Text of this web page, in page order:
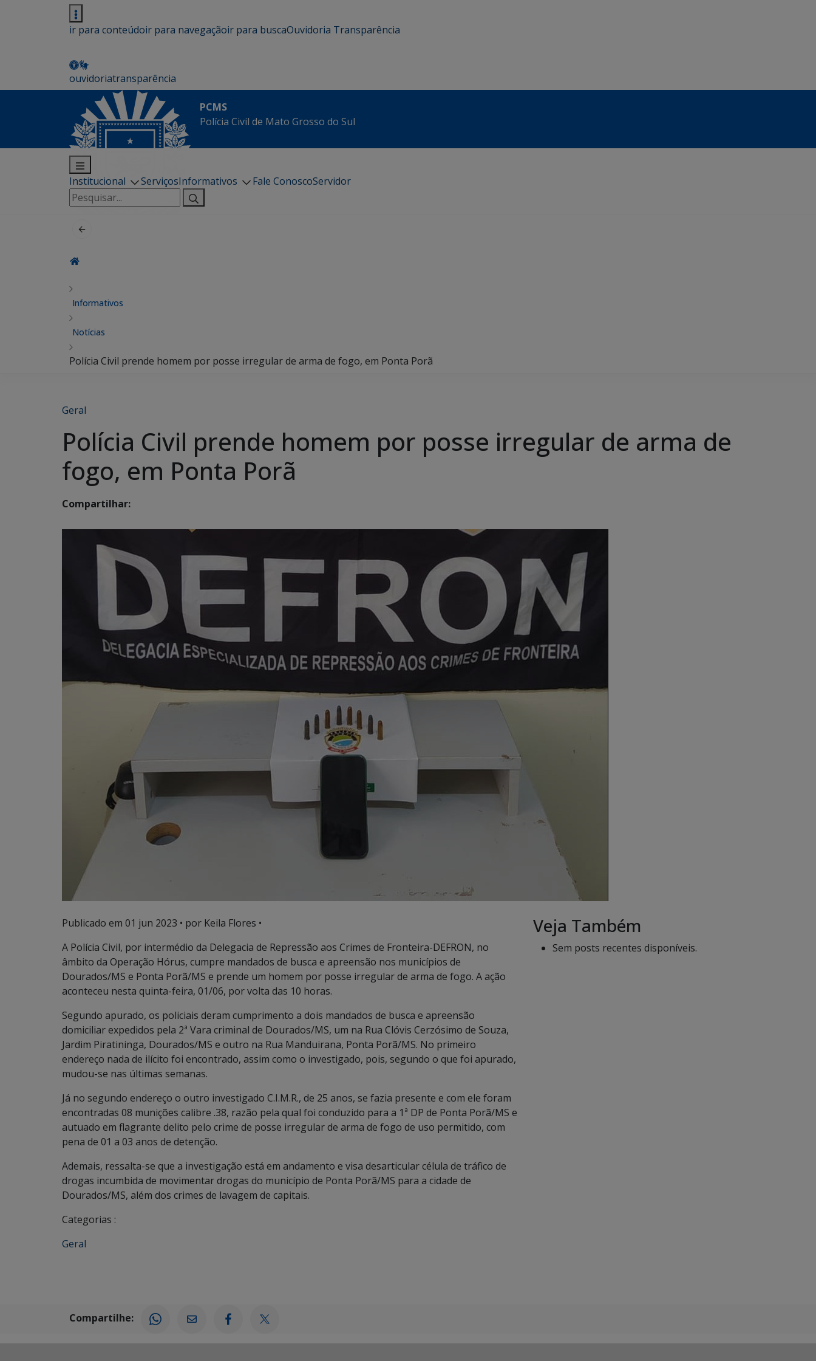
ir para conteúdoir para navegaçãoir para buscaOuvidoria Transparência
ouvidoriatransparência
PCMS
Polícia Civil de Mato Grosso do Sul
Institucional ServiçosInformativos Fale ConoscoServidor
Pesquisar
por:
Informativos
Notícias
Polícia Civil prende homem por posse irregular de arma de fogo, em Ponta Porã
Geral
Polícia Civil prende homem por posse irregular de arma de
fogo, em Ponta Porã
Compartilhar:
Publicado em 01 jun 2023 • por Keila Flores •
A Polícia Civil, por intermédio da Delegacia de Repressão aos Crimes de Fronteira-DEFRON, no
âmbito da Operação Hórus, cumpre mandados de busca e apreensão nos municípios de
Dourados/MS e Ponta Porã/MS e prende um homem por posse irregular de arma de fogo. A ação
aconteceu nesta quinta-feira, 01/06, por volta das 10 horas.
Segundo apurado, os policiais deram cumprimento a dois mandados de busca e apreensão
domiciliar expedidos pela 2ª Vara criminal de Dourados/MS, um na Rua Clóvis Cerzósimo de Souza,
Jardim Piratininga, Dourados/MS e outro na Rua Manduirana, Ponta Porã/MS. No primeiro
endereço nada de ilícito foi encontrado, assim como o investigado, pois, segundo o que foi apurado,
mudou-se nas últimas semanas.
Já no segundo endereço o outro investigado C.I.M.R., de 25 anos, se fazia presente e com ele foram
encontradas 08 munições calibre .38, razão pela qual foi conduzido para a 1ª DP de Ponta Porã/MS e
autuado em flagrante delito pelo crime de posse irregular de arma de fogo de uso permitido, com
pena de 01 a 03 anos de detenção.
Ademais, ressalta-se que a investigação está em andamento e visa desarticular célula de tráfico de
drogas incumbida de movimentar drogas do município de Ponta Porã/MS para a cidade de
Dourados/MS, além dos crimes de lavagem de capitais.
Categorias :
Geral
Veja Também
Sem posts recentes disponíveis.
Compartilhe: